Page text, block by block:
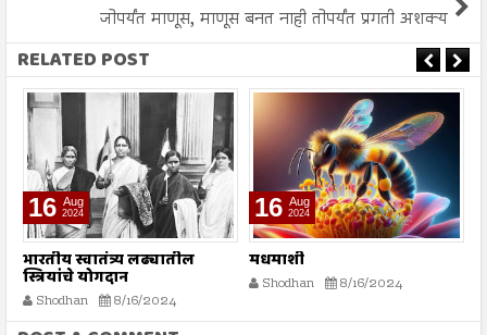
जोपर्यंत माणूस, माणूस बनत नाही तोपर्यंत प्रगती अशक्य
RELATED POST
16 Aug
2024
भारतीय स्वातंत्र्य लढ्यातील
स्त्रियांचे योगदान
Shodhan 8/16/2024
16 Aug
2024
मधमाशी
Shodhan 8/16/2024